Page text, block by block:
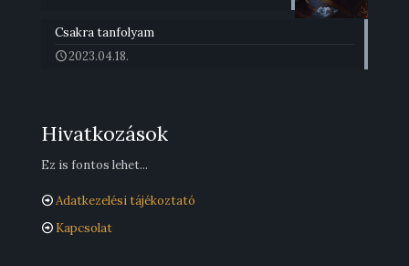
Csakra tanfolyam
2023.04.18.
Hivatkozások
Ez is fontos lehet...
Adatkezelési tájékoztató
Kapcsolat